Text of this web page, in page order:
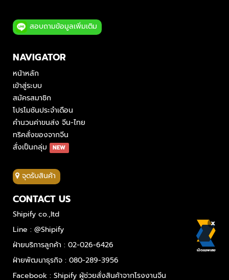
สอบถามข้อมูลเพิ่มเติม
NAVIGATOR
หน้าหลัก
เข้าสู่ระบบ
สมัครสมาชิก
โปรโมชันประจำเดือน
คำนวนค่าขนส่ง จีน-ไทย
ทริคสั่งของจากจีน
สั่งเป็นกลุ่ม
NEW
จุดรับสินค้า
CONTACT US
Shipify co.,ltd
Line : @Shipify
ฝ่ายบริการลูกค้า : 02-026-6426
ฝ่ายพัฒนาธุรกิจ : 080-289-3956
Facebook : Shipify ผู้ช่วยสั่งสินค้าจากโรงงานจีน
x
เปิดแอพเลย